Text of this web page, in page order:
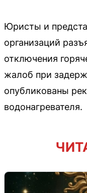
Юристы и
организаций
отключения
жалоб при
опубликованы
водонагревателя.